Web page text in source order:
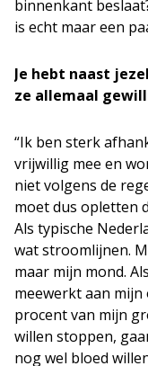
binnenkant
is echt maar een
Je hebt naast
ze allemaal
“Ik ben sterk
vrijwillig mee en
niet volgens de
moet dus opletten
Als typische
wat stroomlijnen.
maar mijn mond.
meewerkt aan
procent van mijn
willen stoppen,
nog wel bloed